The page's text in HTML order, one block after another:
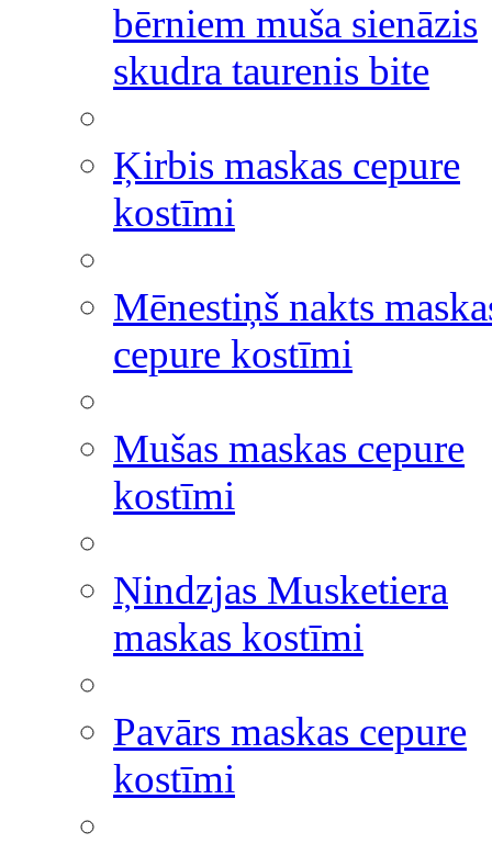
bērniem muša sienāzis
skudra taurenis bite
Ķirbis maskas cepure
kostīmi
Mēnestiņš nakts
cepure kostīmi
Mušas maskas cepure
kostīmi
Ņindzjas Musketiera
maskas kostīmi
Pavārs maskas cepure
kostīmi